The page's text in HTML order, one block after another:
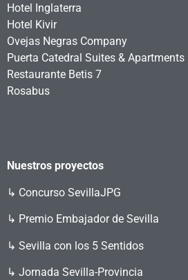
Hotel Inglaterra
Hotel Kivir
Ovejas Negras Company
Puerta Catedral Suites & Apartments
Restaurante Betis 7
Rosabus
Nuestros proyectos
↳ Concurso SevillaJPG
↳ Premio Embajador de Sevilla
↳ Sevilla con los 5 Sentidos
↳ Jornada Sevilla-Provincia